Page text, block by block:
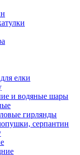
елки
и водяные шары
гирлянды
серпантин